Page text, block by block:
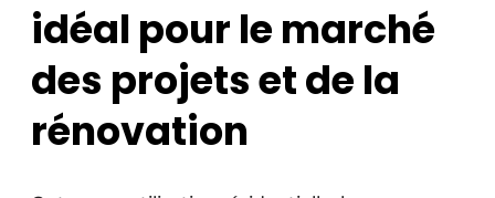
idéal pour le marché
des projets et de la
rénovation